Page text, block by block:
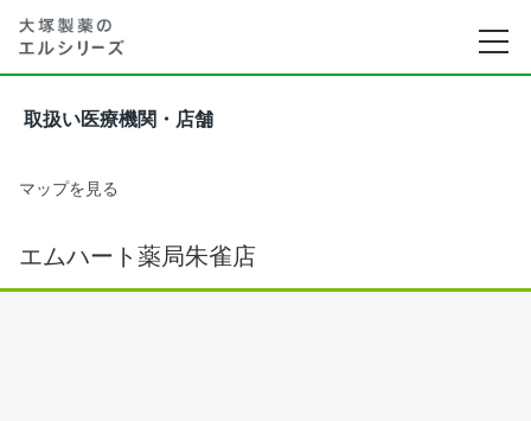
取扱い医療機関・店舗
マップを見る
エムハート薬局朱雀店